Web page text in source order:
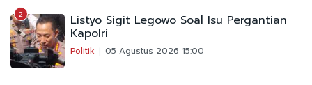
2 Listyo Sigit Legowo Soal Isu Pergantian
Kapolri
Politik 05 Agustus 2026 15:00